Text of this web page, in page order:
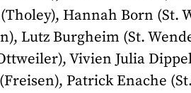
Hannah Born (St.
Lutz Burgheim (St.
Vivien Julia
Patrick Enache